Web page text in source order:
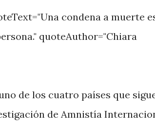
condena a muerte
quoteAuthor="Chiara
de los cuatro países que
de Amnistía